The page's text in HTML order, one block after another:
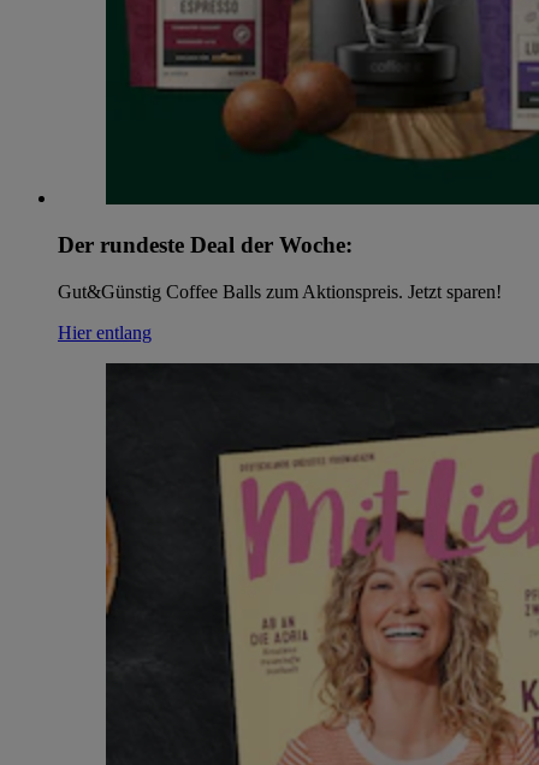
Der rundeste Deal der Woche:
Gut&Günstig Coffee Balls zum Aktionspreis. Jetzt sparen!
Hier entlang